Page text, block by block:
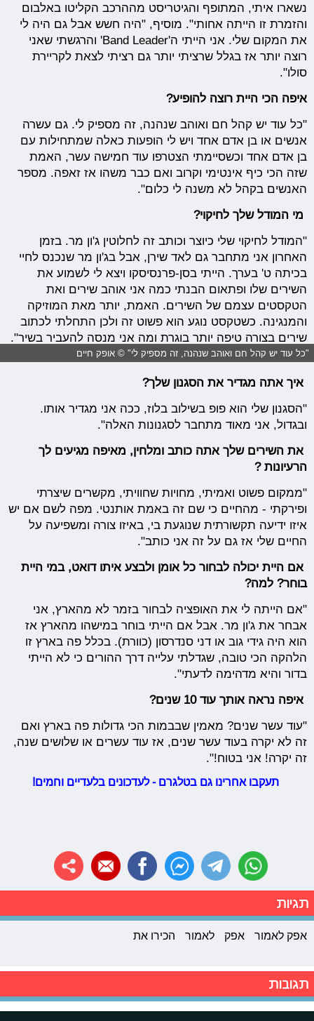
נשארו איתי, המתופף והגיטריסט מההרכב הקליטו באלבום
והזמרת זו הייתה אחותי". מוסיף, "היה חשש אבל גם היה לי
את המקום שלי. אני הייתי ה'Band Leader' והרגשתי שאני
רוצה יותר אז בגלל שרציתי יותר גם רציתי לצאת לקריירת
סולו".
איפה הכי היית רוצה להופיע?
"כל עוד יש קהל חם ואוהב שנהנה, זה מספיק לי. גם עשרה
אנשים או בן אדם אחד ויש לי הופעות כאלה שמתחילות עם
בן אדם אחד וכשסיימתי הצטרפו עוד חמישה עשר, האמת
שזה הכי כיף אינטימי וקרוב ואם כבר משהו אז זאפה. מספר
האנשים בקהל לא משנה לי כלום".
מי המודל שלך לחיקוי?
"המודל לחיקוי שלי כיוצר וכותב זה לחלוטין ג'ון מר. בזמן
האחרון אני מתחבר גם לאד שירן, אבל בג'ון מר שנכנס לחיי
בכיתה ט' בערך. הייתי בסן-פרנסיסקו ויצא לי לשמוע את
השירים שלו ופתאום הבנתי כמה אני אוהב שירים ואת
הטקסטים עצמם של השירים. האמת, יותר מאת המוזיקה
והמנגינה. כשטקסט נוגע הוא פשוט זה ולכן התחלתי לכתוב
שירים בצורה טיפה יותר בוגרת ומה אני מנסה להעביר בשיר".
"כל עוד יש קהל חם ואוהב שנהנה, זה מספיק לי" © אופק חיים
איך אתה מגדיר את הסגנון שלך?
"הסגנון שלי הוא פופ בשילוב בלוז, ככה אני מגדיר אותו.
ובגדול, אני מאוד מתחבר לסגנונות האלה".
את השירים שלך אתה כותב ומלחין, מאיפה מגיעים לך
הרעיונות ?
"ממקום פשוט ואמיתי, מחויות שחוויתי, מקשרים שיצרתי
ופירקתי - מהחיים כי שם זה באמת אותנטי. מפה לשם אם יש
איזו ידיעה תקשורתית שנוגעת בי, באיזו צורה ומשפיעה על
החיים שלי אז גם על זה אני כותב".
אם היית יכולה לבחור כל אומן ולבצע איתו דואט, במי היית
בוחר? למה?
"אם הייתה לי את האופציה לבחור בזמר לא מהארץ, אני
אבחר את ג'ון מר. אבל אם הייתי בוחר במישהו מהארץ אז
הוא היה גידי גוב או דני סנדרסון (כוורת). בכלל פה בארץ זו
הלהקה הכי טובה, שגדלתי עלייה דרך ההורים כי לא הייתי
בדור והיא מדהימה לדעתי".
איפה נראה אותך עוד 10 שנים?
"עוד עשר שנים? מאמין שבבמות הכי גדולות פה בארץ ואם
זה לא יקרה בעוד עשר שנים, אז עוד עשרים או שלושים שנה,
זה יקרה! אני בטוח!".
תעקבו אחרינו גם בטלגרם - לעדכונים בלעדיים וחמים!
תגיות
אפק לאמור אפק לאמור הכירו את
תגובות